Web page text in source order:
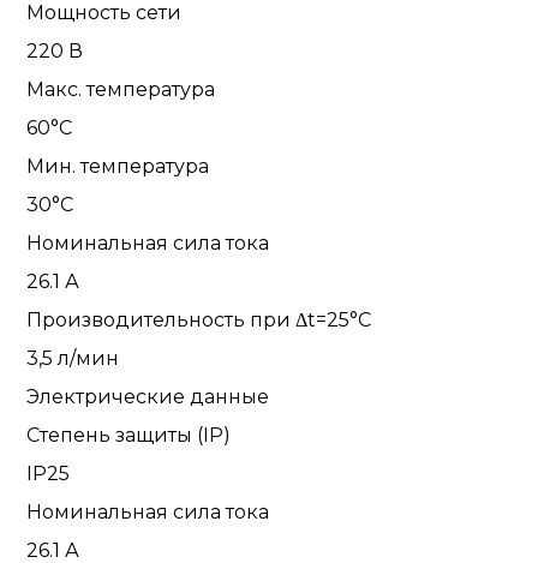
Мощность сети
220 В
Макс. температура
60°С
Мин. температура
30°С
Номинальная сила тока
26.1 А
Производительность при Δt=25°C
3,5 л/мин
Электрические данные
Степень защиты (IP)
IP25
Номинальная сила тока
26.1 А